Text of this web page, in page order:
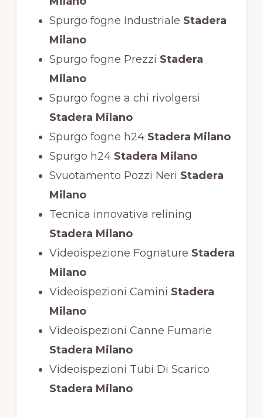
Spurgo fogne Industriale Stadera
Milano
Spurgo fogne Prezzi Stadera
Milano
Spurgo fogne a chi rivolgersi
Stadera Milano
Spurgo fogne h24Stadera Milano
Spurgo h24Stadera Milano
Svuotamento Pozzi Neri Stadera
Milano
Tecnica innovativa relining
Stadera Milano
Videoispezione Fognature Stadera
Milano
Videoispezioni Camini Stadera
Milano
Videoispezioni Canne Fumarie
Stadera Milano
Videoispezioni Tubi Di Scarico
Stadera Milano